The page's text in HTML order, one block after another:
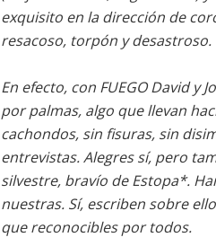
exquisito en la dirección de
resacoso, torpón y desastroso.
En efecto, con FUEGO David y
por palmas, algo que llevan
cachondos, sin fisuras, sin
entrevistas. Alegres sí, pero
silvestre, bravío de Estopa*.
nuestras. Sí, escriben sobre
que reconocibles por todos.